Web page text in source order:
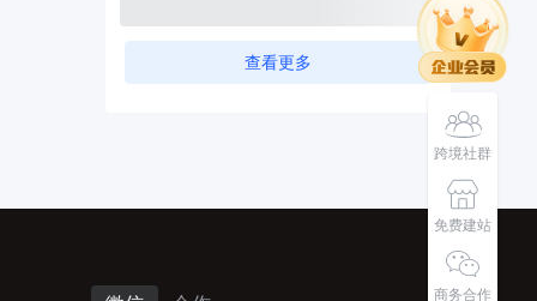
查看更多
跨境社群
免费建站
商务合作